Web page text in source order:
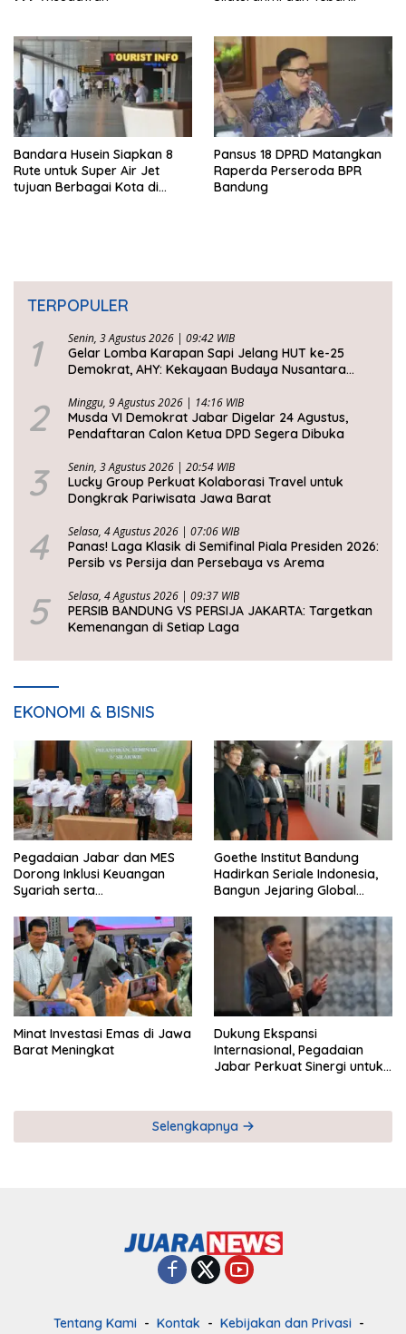
Bandara Husein Siapkan 8
Rute untuk Super Air Jet
tujuan Berbagai Kota di
Pansus 18 DPRD Matangkan
Raperda Perseroda BPR
Bandung
TERPOPULER
1 Senin, 3 Agustus 2026 | 09:42 WIB
Gelar Lomba Karapan Sapi Jelang HUT ke-25
Demokrat, AHY: Kekayaan Budaya Nusantara
2 Minggu, 9 Agustus 2026 | 14:16 WIB
Musda VI Demokrat Jabar Digelar 24 Agustus,
Pendaftaran Calon Ketua DPD Segera Dibuka
3 Senin, 3 Agustus 2026 | 20:54 WIB
Lucky Group Perkuat Kolaborasi Travel untuk
Dongkrak Pariwisata Jawa Barat
4 Selasa, 4 Agustus 2026 | 07:06 WIB
Panas! Laga Klasik di Semifinal Piala Presiden 2026:
Persib vs Persija dan Persebaya vs Arema
5 Selasa, 4 Agustus 2026 | 09:37 WIB
PERSIB BANDUNG VS PERSIJA JAKARTA: Targetkan
Kemenangan di Setiap Laga
EKONOMI & BISNIS
Pegadaian Jabar dan MES
Dorong Inklusi Keuangan
Syariah serta
Goethe Institut Bandung
Hadirkan Seriale Indonesia,
Bangun Jejaring Global
Minat Investasi Emas di Jawa
Barat Meningkat
Dukung Ekspansi
Internasional, Pegadaian
Jabar Perkuat Sinergi untuk
Selengkapnya
Tentang Kami Kontak Kebijakan dan Privasi